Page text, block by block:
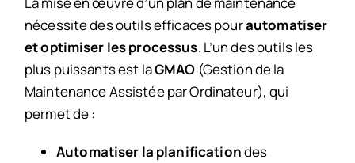
nécessite des outils efficaces pourautomatiser
et optimiser les processus. L’un des outils les
plus puissants est laGMAO (Gestion de la
Maintenance Assistée par Ordinateur), qui
permet de :
Automatiser la planificationdes